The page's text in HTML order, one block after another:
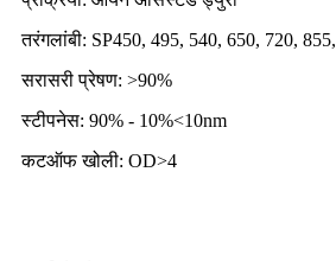
तरंगलांबी: SP450, 495, 540, 650, 720,
सरासरी प्रेषण: >90%
स्टीपनेस: 90% - 10%<10nm
कटऑफ खोली: OD>4